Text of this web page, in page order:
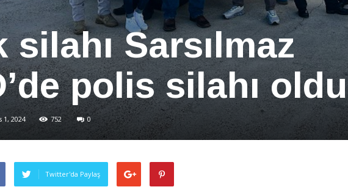
silahı Sarsılmaz
polis silahı oldu
1, 2024 752 0
Twitter'da Paylaş